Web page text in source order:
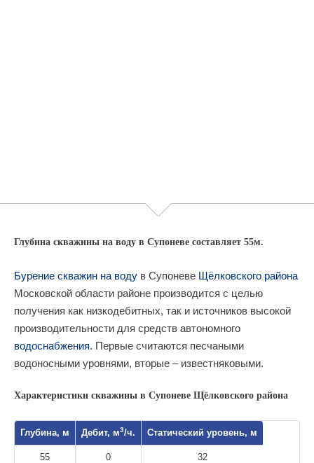
Глубина скважины на воду в Супоневе составляет 55м.
Бурение скважин на воду в Супоневе Щёлковского района
Московской области районе производится с целью
получения как низкодебитных, так и источников высокой
производительности для средств автономного
водоснабжения. Первые считаются песчаными
водоносными уровнями, вторые – известняковыми.
Характеристики скважины в Супоневе Щёлковского района
Глубина, м Дебит, м3/ч. Статический уровень, м
55 0 32